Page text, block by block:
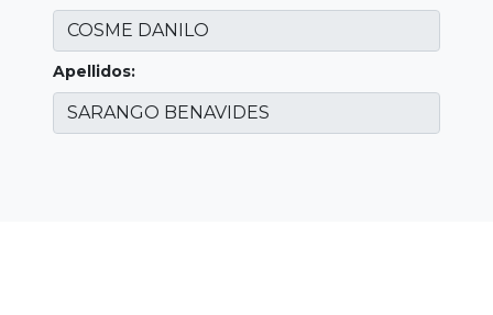
Apellidos: